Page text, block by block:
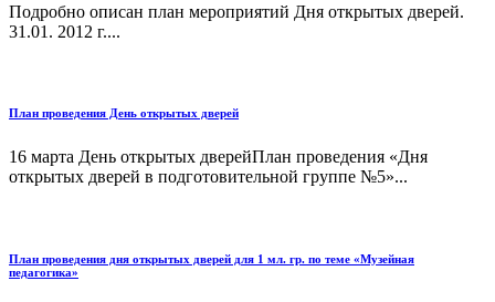
Подробно описан план мероприятий Дня открытых дверей.
31.01. 2012 г....
План проведения День открытых дверей
16 марта День открытых дверейПлан проведения «Дня
открытых дверей в подготовительной группе №5»...
План проведения дня открытых дверей для 1 мл. гр. по теме «Музейная
педагогика»